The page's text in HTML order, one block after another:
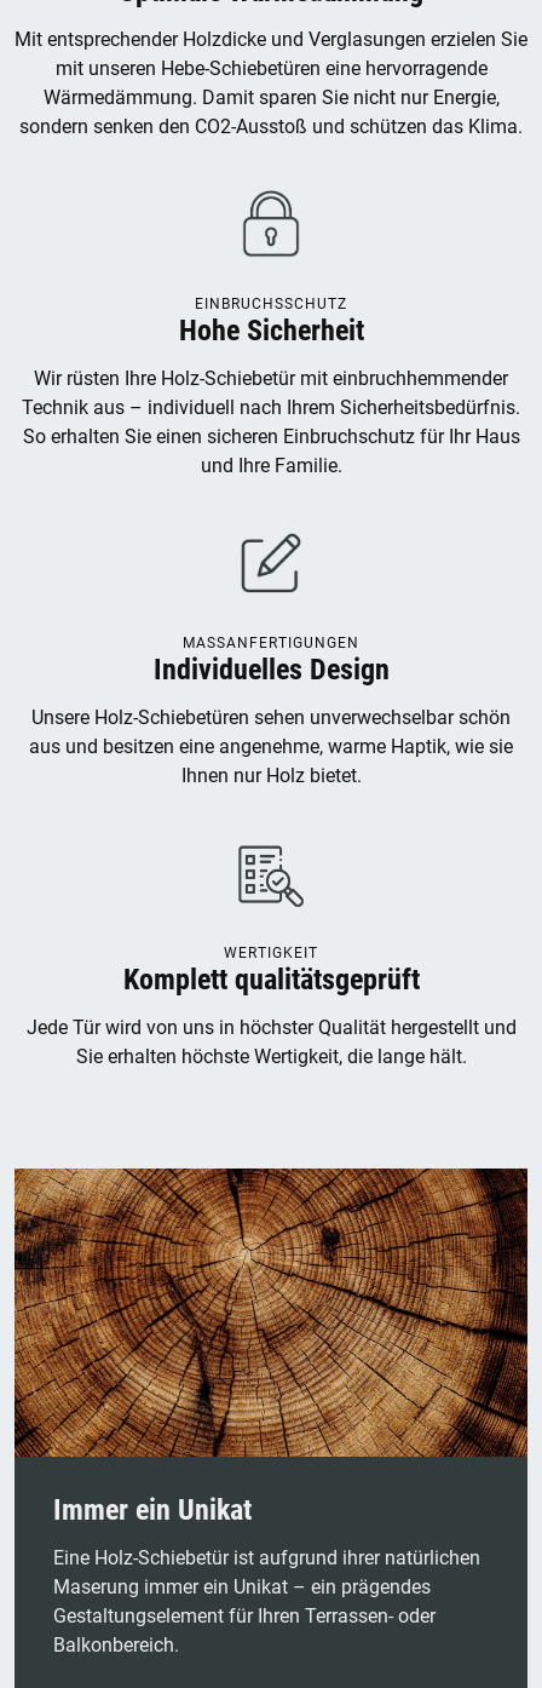
Mit entsprechender Holzdicke und Verglasungen erzielen Sie
mit unseren Hebe-Schiebetüren eine hervorragende
Wärmedämmung. Damit sparen Sie nicht nur Energie,
sondern senken den CO2-Ausstoß und schützen das Klima.
EINBRUCHSSCHUTZ
Hohe Sicherheit
Wir rüsten Ihre Holz-Schiebetür mit einbruchhemmender
Technik aus – individuell nach Ihrem Sicherheitsbedürfnis.
So erhalten Sie einen sicheren Einbruchschutz für Ihr Haus
und Ihre Familie.
MASSANFERTIGUNGEN
Individuelles Design
Unsere Holz-Schiebetüren sehen unverwechselbar schön
aus und besitzen eine angenehme, warme Haptik, wie sie
Ihnen nur Holz bietet.
WERTIGKEIT
Komplett qualitätsgeprüft
Jede Tür wird von uns in höchster Qualität hergestellt und
Sie erhalten höchste Wertigkeit, die lange hält.
Immer ein Unikat
Eine Holz-Schiebetür ist aufgrund ihrer natürlichen
Maserung immer ein Unikat – ein prägendes
Gestaltungselement für Ihren Terrassen- oder
Balkonbereich.